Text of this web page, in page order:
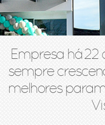
Empresa há
sempre
melhores